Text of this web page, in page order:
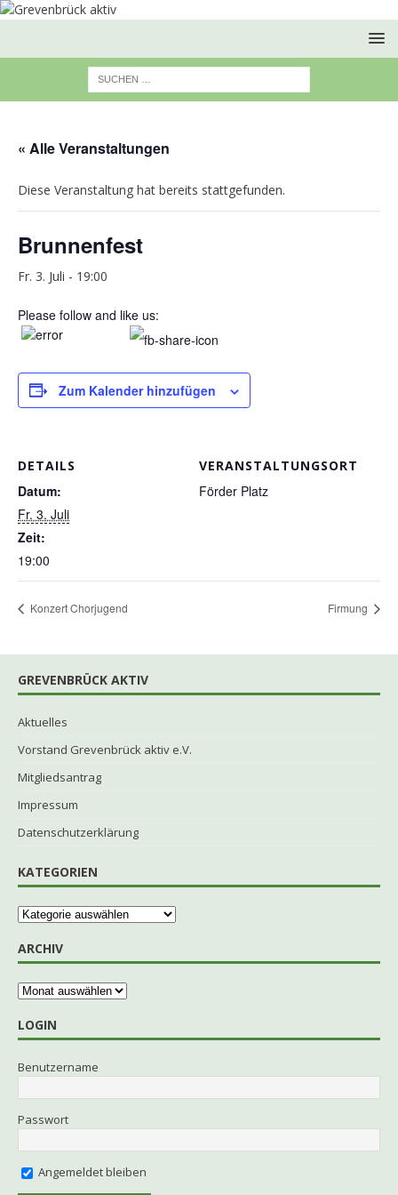
« Alle Veranstaltungen
Diese Veranstaltung hat bereits stattgefunden.
Brunnenfest
Fr. 3. Juli - 19:00
Please follow and like us:
Zum Kalender hinzufügen
DETAILS
Datum:
Fr. 3. Juli
Zeit:
19:00
VERANSTALTUNGSORT
Förder Platz
Konzert Chorjugend Firmung
GREVENBRÜCK AKTIV
Aktuelles
Vorstand Grevenbrück aktiv e.V.
Mitgliedsantrag
Impressum
Datenschutzerklärung
KATEGORIEN
ARCHIV
LOGIN
Benutzername
Passwort
Angemeldet bleiben